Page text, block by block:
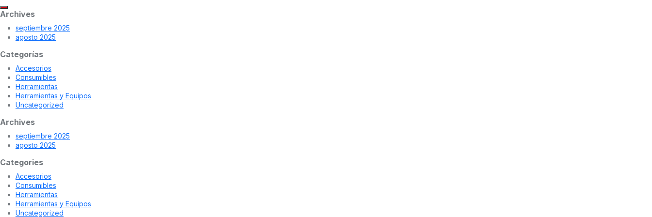
Archives
septiembre 2025
agosto 2025
Categorías
Accesorios
Consumibles
Herramientas
Herramientas y Equipos
Uncategorized
Archives
septiembre 2025
agosto 2025
Categories
Accesorios
Consumibles
Herramientas
Herramientas y Equipos
Uncategorized